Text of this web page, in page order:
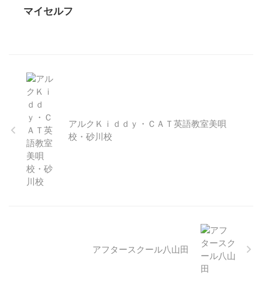
マイセルフ
アルクＫｉｄｄｙ・ＣＡＴ英語教室美唄
校・砂川校
アフタースクール八山田